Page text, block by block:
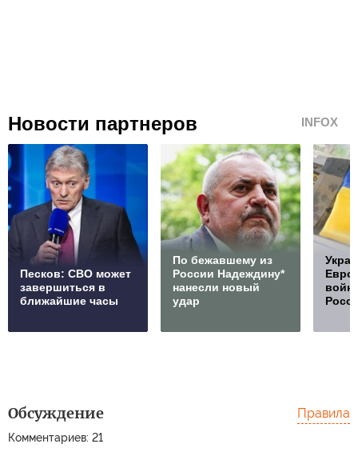
Новости партнеров INFOX
Песков: СВО может
завершиться в
ближайшие часы
По бежавшему из
России Надеждину*
нанесли новый
удар
Обсуждение
Комментариев: 21
Правила